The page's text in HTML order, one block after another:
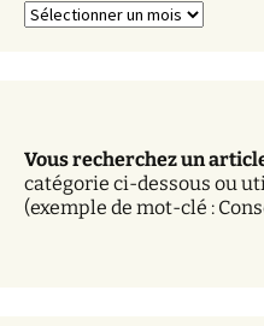
A
e
s
Vous recherchez un
catégorie ci-dessous ou
(exemple de mot-clé :